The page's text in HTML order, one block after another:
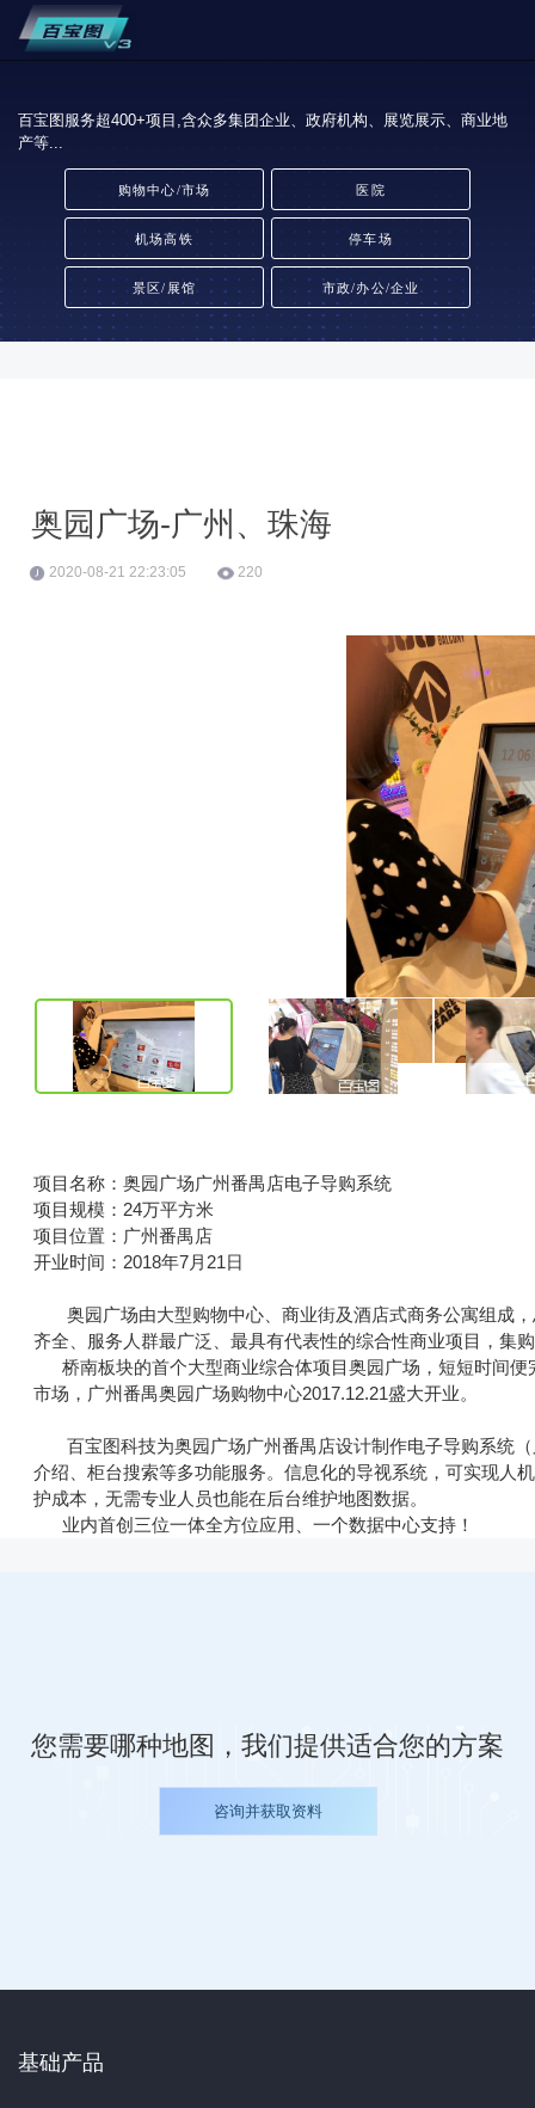
百宝图服务超400+项目,含众多集团企业、政府机构、展览展示、商业地
产等...
购物中心/市场 医院
机场高铁 停车场
景区/展馆 市政/办公/企业
奥园广场-广州、珠海
2020-08-21 22:23:05 220
项目名称：奥园广场广州番禺店电子导购系统
项目规模：24万平方米
项目位置：广州番禺店
开业时间：2018年7月21日
奥园广场由大型购物中心、商业街及酒店式商务公寓组成，
齐全、服务人群最广泛、最具有代表性的综合性商业项目，集
桥南板块的首个大型商业综合体项目奥园广场，短短时间便
市场，广州番禺奥园广场购物中心2017.12.21盛大开业。
百宝图科技为奥园广场广州番禺店设计制作电子导购系统（
介绍、柜台搜索等多功能服务。信息化的导视系统 ，可实现人
护成本，无需专业人员也能在后台维护地图数据。
业内首创三位一体全方位应用、一个数据中心支持！
您需要哪种地图，我们提供适合您的方案
咨询并获取资料
基础产品